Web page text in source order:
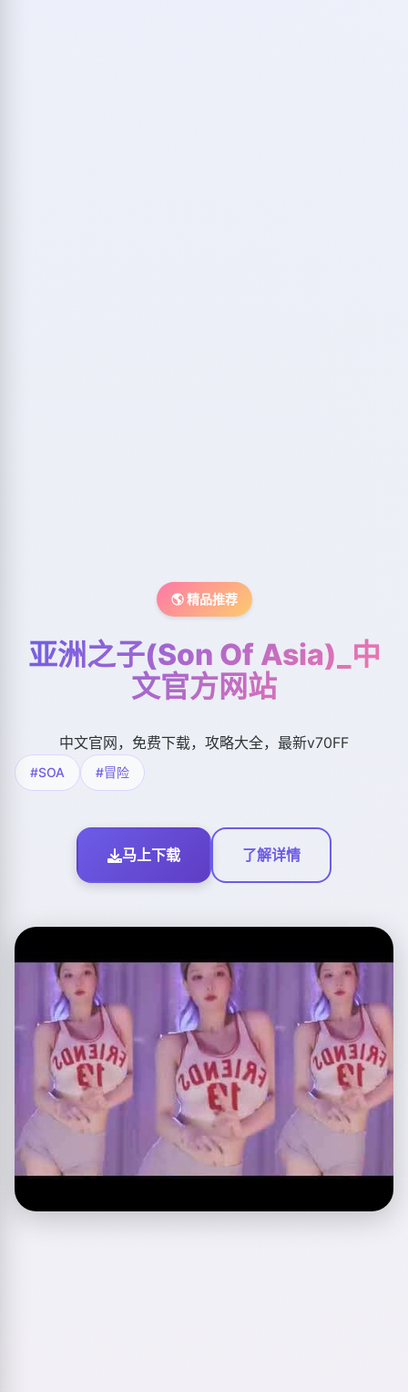
🌎 精品推荐
亚洲之子(Son Of Asia)_中
文官方网站
中文官网，免费下载，攻略大全，最新v70FF
#SOA #冒险
马上下载 了解详情